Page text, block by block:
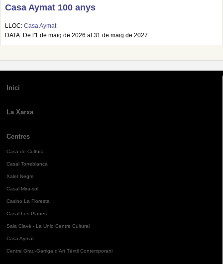
Casa Aymat 100 anys
LLOC: Casa Aymat
DATA: De l'1 de maig de 2026 al 31 de maig de 2027
Inici
La Xarxa
Centres
Casa de Cultura
Casal Torreblanca
Xalet Negre
Casal Mira-sol
Casino La Floresta
Casal Les Planes
Sala Clavé - La Unió Centre Cultural
Casa Aymat
Centre Grau-Garriga d'Art Tèxtil Contemporani